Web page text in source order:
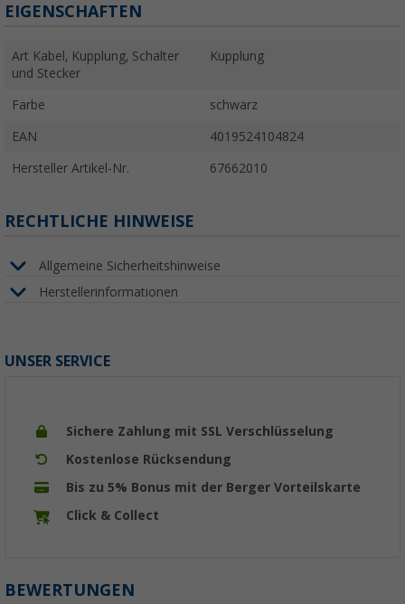
EIGENSCHAFTEN
Art Kabel, Kupplung, Schalter
und Stecker
Kupplung
Farbe schwarz
EAN 4019524104824
Hersteller Artikel-Nr. 67662010
RECHTLICHE HINWEISE
Allgemeine Sicherheitshinweise
Herstellerinformationen
UNSER SERVICE
Sichere Zahlung mit SSL Verschlüsselung
Kostenlose Rücksendung
Bis zu 5% Bonus mit der Berger Vorteilskarte
Click & Collect
BEWERTUNGEN